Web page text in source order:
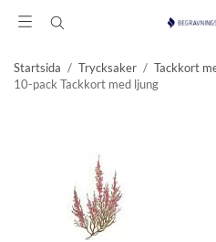
Startsida / Trycksaker / Tackkort
10-pack Tackkort med ljung